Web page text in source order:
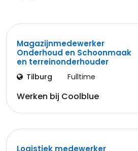
Magazijnmedewerker
Onderhoud en Schoonmaak
en terreinonderhouder
Tilburg Fulltime
Werken bij Coolblue
Logistiek medewerker